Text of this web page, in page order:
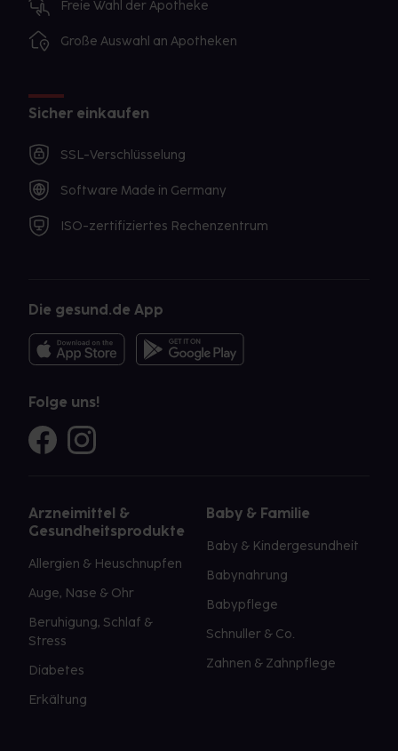
Freie Wahl der Apotheke
Große Auswahl an Apotheken
Sicher einkaufen
SSL-Verschlüsselung
Software Made in Germany
ISO-zertifiziertes Rechenzentrum
Die gesund.de App
Folge uns!
Arzneimittel &
Gesundheitsprodukte
Allergien & Heuschnupfen
Auge, Nase & Ohr
Beruhigung, Schlaf &
Stress
Diabetes
Erkältung
Baby & Familie
Baby & Kindergesundheit
Babynahrung
Babypflege
Schnuller & Co.
Zahnen & Zahnpflege